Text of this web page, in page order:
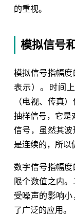
的重视。
模拟信号
模拟信号指幅
表示）。时间
（电视、传真
抽样信号，它是
信号，虽然其
是连续的，所以
数字信号指幅
限个数值之内
受噪声的影响
了广泛的应用。